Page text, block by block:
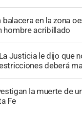
balacera en la zona
hombre acribillado
La Justicia le dijo que
deberá
la muerte de
Fe